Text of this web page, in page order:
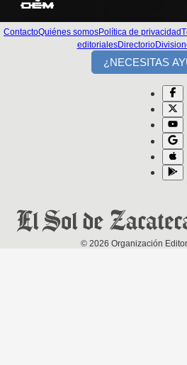
ContactoQuiénes somosPolítica de privacidad
editorialesDirectorio
¿NECESITAS
© 2026 Organización